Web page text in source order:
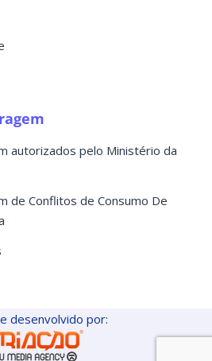
autorizados pelo Ministério da
de Conflitos de Consumo De
desenvolvido por: